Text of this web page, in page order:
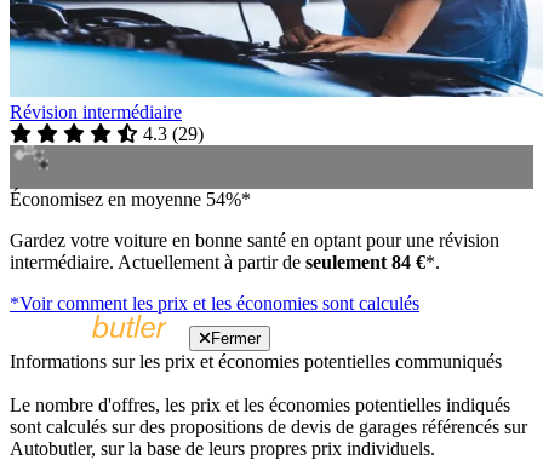
Révision intermédiaire
4.3 (29)
Économisez en moyenne 54%*
Gardez votre voiture en bonne santé en optant pour une révision
intermédiaire. Actuellement à partir de seulement 84 €*.
*Voir comment les prix et les économies sont calculés
Fermer
Informations sur les prix et économies potentielles communiqués
Le nombre d'offres, les prix et les économies potentielles indiqués
sont calculés sur des propositions de devis de garages référencés sur
Autobutler, sur la base de leurs propres prix individuels.